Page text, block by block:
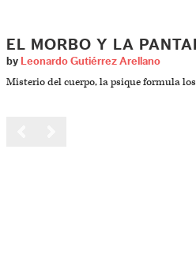
EL MORBO Y LA
by Leonardo Gutiérrez Arellano
Misterio del cuerpo, la psique formula